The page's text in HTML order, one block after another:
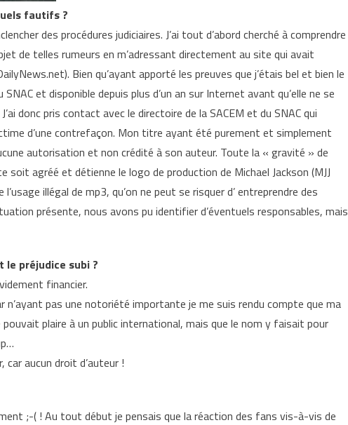
fautifs ?
des procédures judiciaires. J’ai tout d’abord cherché à comprendre
de telles rumeurs en m’adressant directement au site qui avait
Bien qu’ayant apporté les preuves que j’étais bel et bien le
et disponible depuis plus d’un an sur Internet avant qu’elle ne se
donc pris contact avec le directoire de la SACEM et du SNAC qui
d’une contrefaçon. Mon titre ayant été purement et simplement
autorisation et non crédité à son auteur. Toute la « gravité » de
agréé et détienne le logo de production de Michael Jackson (MJJ
illégal de mp3, qu’on ne peut se risquer d’ entreprendre des
présente, nous avons pu identifier d’éventuels responsables, mais
le préjudice subi ?
financier.
n’ayant pas une notoriété importante je me suis rendu compte que ma
pouvait plaire à un public international, mais que le nom y faisait pour
car aucun droit d’auteur !
;-( ! Au tout début je pensais que la réaction des fans vis-à-vis de